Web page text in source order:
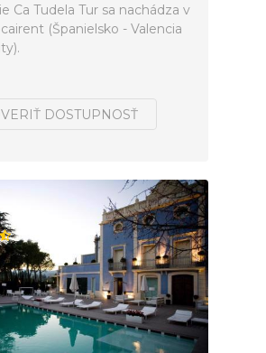
Ca Tudela Tur sa nachádza v
(Španielsko - Valencia
DOSTUPNOSŤ